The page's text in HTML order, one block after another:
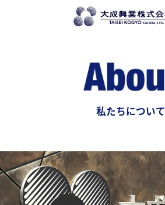
私たちについて
Business domain 事業紹介
電磁鋼板 加工
Overseas expansion 海外展開
News
BLOG
私たちについて